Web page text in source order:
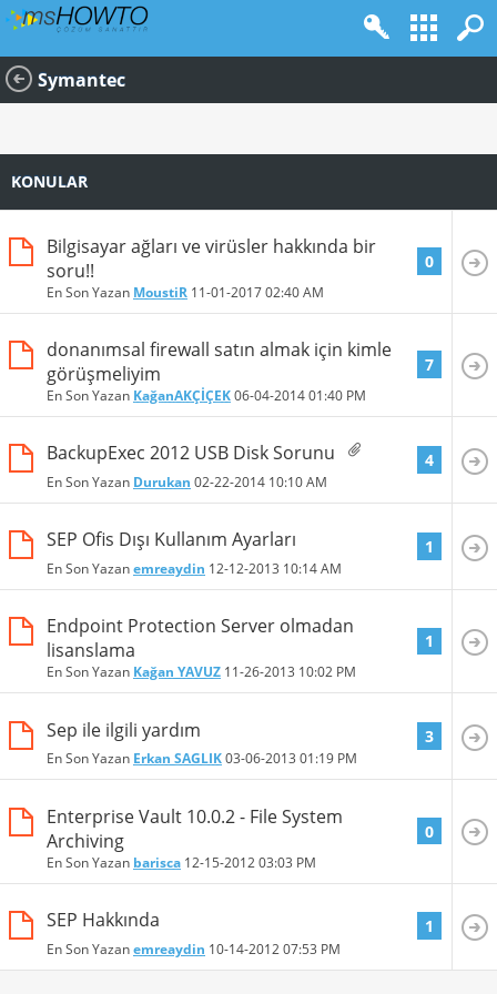
Symantec
KONULAR
Bilgisayar ağları ve virüsler hakkında bir
soru!!
En Son Yazan MoustiR 11-01-201702:40 AM
0
donanımsal firewall satın almak için kimle
görüşmeliyim
En Son Yazan KağanAKÇİÇEK06-04-201401:40 PM
7
BackupExec 2012 USB Disk Sorunu
En Son Yazan Durukan 02-22-2014 10:10 AM
4
SEP Ofis Dışı Kullanım Ayarları
En Son Yazanemreaydin 12-12-2013 10:14 AM
1
Endpoint Protection Server olmadan
lisanslama
En Son Yazan Kağan YAVUZ 11-26-2013 10:02 PM
1
Sep ile ilgili yardım
En Son Yazan Erkan SAGLIK03-06-2013 01:19 PM
3
Enterprise Vault 10.0.2 - File System
Archiving
En Son Yazan barisca 12-15-201203:03 PM
0
SEP Hakkında
En Son Yazanemreaydin 10-14-201207:53 PM
1